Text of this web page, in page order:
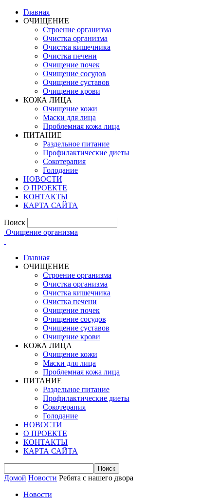
Главная
ОЧИЩЕНИЕ
Строение организма
Очистка организма
Очистка кишечника
Очистка печени
Очищение почек
Очищение сосудов
Очищение суставов
Очищение крови
КОЖА ЛИЦА
Очищение кожи
Маски для лица
Проблемная кожа лица
ПИТАНИЕ
Раздельное питание
Профилактические диеты
Сокотерапия
Голодание
НОВОСТИ
О ПРОЕКТЕ
КОНТАКТЫ
КАРТА САЙТА
Поиск
Очищение организма
Главная
ОЧИЩЕНИЕ
Строение организма
Очистка организма
Очистка кишечника
Очистка печени
Очищение почек
Очищение сосудов
Очищение суставов
Очищение крови
КОЖА ЛИЦА
Очищение кожи
Маски для лица
Проблемная кожа лица
ПИТАНИЕ
Раздельное питание
Профилактические диеты
Сокотерапия
Голодание
НОВОСТИ
О ПРОЕКТЕ
КОНТАКТЫ
КАРТА САЙТА
Домой Новости Ребята с нашего двора
Новости